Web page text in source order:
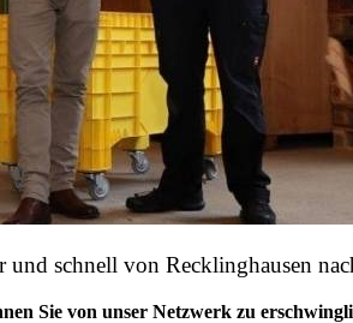
und schnell von Recklinghausen
Sie von unser Netzwerk zu